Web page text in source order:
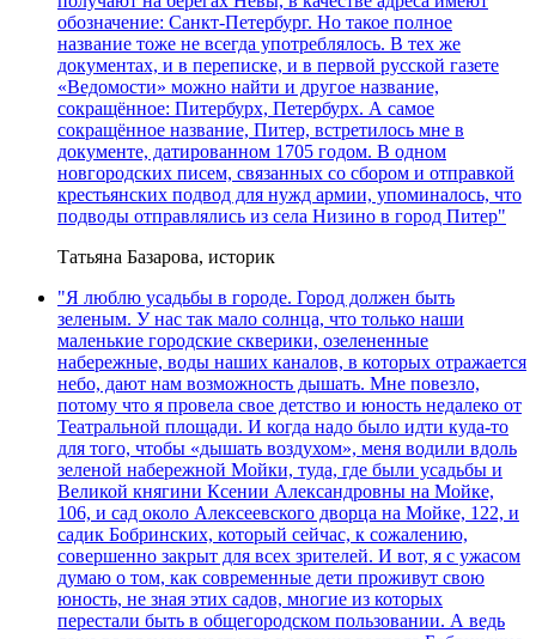
обозначение: Санкт-Петербург. Но такое полное
название тоже не всегда употреблялось. В тех же
документах, и в переписке, и в первой русской газете
«Ведомости» можно найти и другое название,
сокращённое: Питербурх, Петербурх. А самое
сокращённое название, Питер, встретилось мне в
документе, датированном 1705 годом. В одном
новгородских писем, связанных со сбором и отправкой
крестьянских подвод для нужд армии, упоминалось, что
подводы отправлялись из села Низино в город Питер"
Татьяна Базарова, историк
"Я люблю усадьбы в городе. Город должен быть
зеленым. У нас так мало солнца, что только наши
маленькие городские скверики, озелененные
набережные, воды наших каналов, в которых отражается
небо, дают нам возможность дышать. Мне повезло,
потому что я провела свое детство и юность недалеко от
Театральной площади. И когда надо было идти куда-то
для того, чтобы «дышать воздухом», меня водили вдоль
зеленой набережной Мойки, туда, где были усадьбы и
Великой княгини Ксении Александровны на Мойке,
106, и сад около Алексеевского дворца на Мойке, 122, и
садик Бобринских, который сейчас, к сожалению,
совершенно закрыт для всех зрителей. И вот, я с ужасом
думаю о том, как современные дети проживут свою
юность, не зная этих садов, многие из которых
перестали быть в общегородском пользовании. А ведь